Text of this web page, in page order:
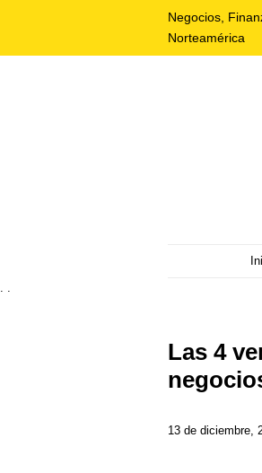
Negocios,
Norteamérica
. .
Las 4
13 de diciembre,